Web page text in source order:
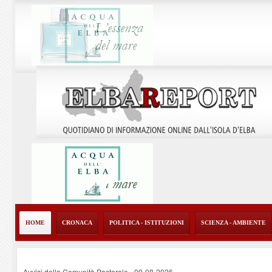
HOME CRONACA POLITICA - ISTITUZIONI SCIENZA - AMBIENTE